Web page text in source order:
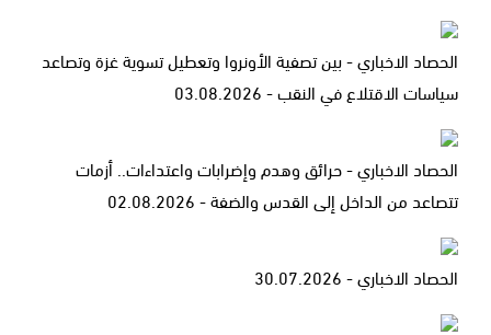
الحصاد الاخباري - بين تصفية الأونروا وتعطيل تسوية غزة وتصاعد
سياسات الاقتلاع في النقب - 03.08.2026
الحصاد الاخباري - حرائق وهدم وإضرابات واعتداءات.. أزمات
تتصاعد من الداخل إلى القدس والضفة - 02.08.2026
الحصاد الاخباري - 30.07.2026